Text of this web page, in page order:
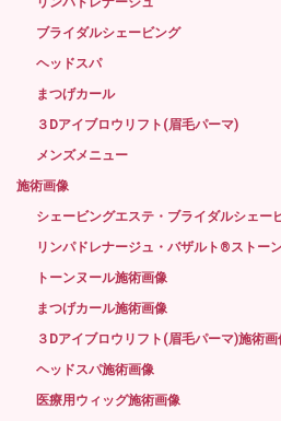
ブライダルシェービング
ヘッドスパ
まつげカール
３Dアイブロウリフト(眉毛パーマ)
メンズメニュー
施術画像
シェービングエステ・ブライダルシェー
リンパドレナージュ・バザルト®ストー
トーンヌール施術画像
まつげカール施術画像
３Dアイブロウリフト(眉毛パーマ)施術画
ヘッドスパ施術画像
医療用ウィッグ施術画像